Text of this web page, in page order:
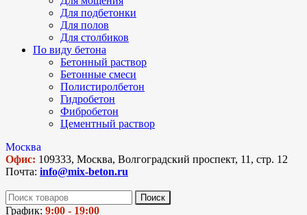
Для подбетонки
Для полов
Для столбиков
По виду бетона
Бетонный раствор
Бетонные смеси
Полистиролбетон
Гидробетон
Фибробетон
Цементный раствор
Москва
Офис: 109333, Москва, Волгоградский проспект, 11, стр. 12
Почта: info@mix-beton.ru
Поиск
График: 9:00 - 19:00